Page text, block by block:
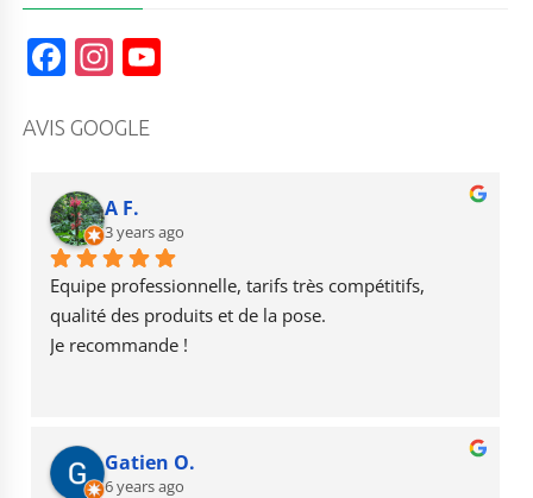
F
c
b
o
o
k
In
a
r
a
m
b
e
AVIS GOOGLE
A F.
3 years ago
Equipe professionnelle, tarifs très compétitifs,
qualité des produits et de la pose.
Je recommande !
Gatien O.
6 years ago